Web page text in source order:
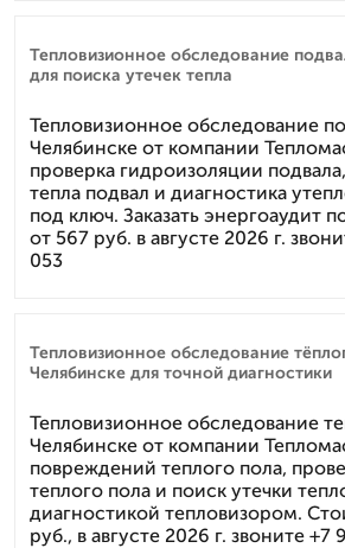
Тепловизионное обследование
для поиска утечек тепла
Тепловизионное обследование
Челябинске от компании
проверка гидроизоляции
тепла подвал и диагностика
под ключ. Заказать энергоаудит
от 567 руб. в августе 2026 г.
053
Тепловизионное обследование
Челябинске для точной диагностики
Тепловизионное обследование
Челябинске от компании
повреждений теплого пола,
теплого пола и поиск утечки
диагностикой тепловизором.
руб., в августе 2026 г. звоните